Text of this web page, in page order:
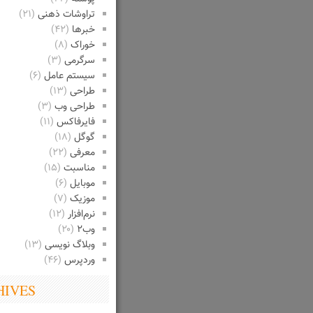
تراوشات ذهنی (۲۱)
خبرها (۴۲)
خوراک (۸)
سرگرمی (۳)
سیستم عامل (۶)
طراحی (۱۳)
طراحی وب (۳)
فایرفاکس (۱۱)
گوگل (۱۸)
معرفی (۲۲)
مناسبت (۱۵)
موبایل (۶)
موزیک (۷)
نرم‌افزار (۱۲)
وب۲ (۲۰)
وبلاگ نویسی (۱۳)
وردپرس (۴۶)